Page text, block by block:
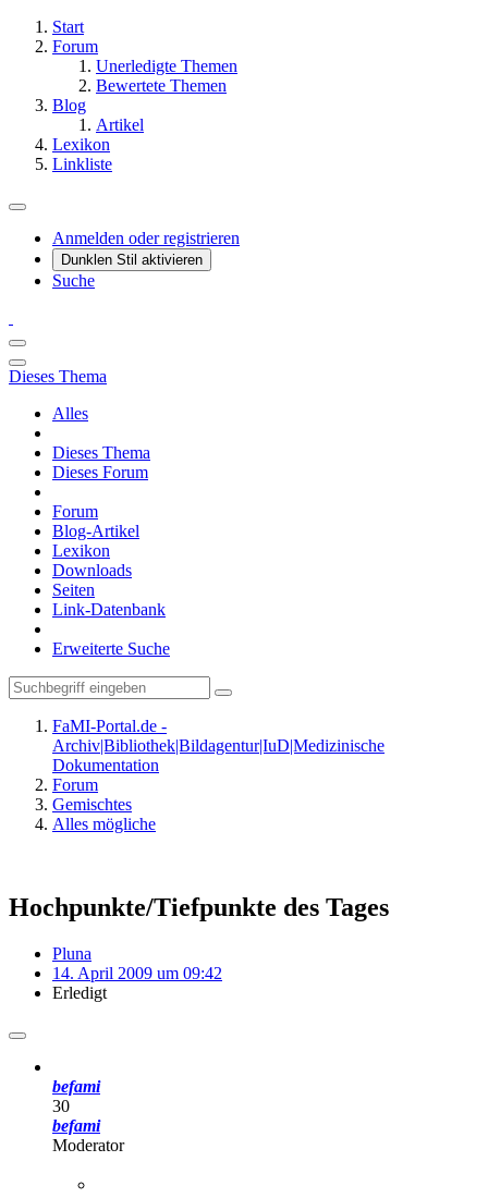
Start
Forum
Unerledigte Themen
Bewertete Themen
Blog
Artikel
Lexikon
Linkliste
Anmelden oder registrieren
Dunklen Stil aktivieren
Suche
Dieses Thema
Alles
Dieses Thema
Dieses Forum
Forum
Blog-Artikel
Lexikon
Downloads
Seiten
Link-Datenbank
Erweiterte Suche
FaMI-Portal.de -
Archiv|Bibliothek|Bildagentur|IuD|Medizinische
Dokumentation
Forum
Gemischtes
Alles mögliche
Hochpunkte/Tiefpunkte des Tages
Pluna
14. April 2009 um 09:42
Erledigt
befami
30
befami
Moderator